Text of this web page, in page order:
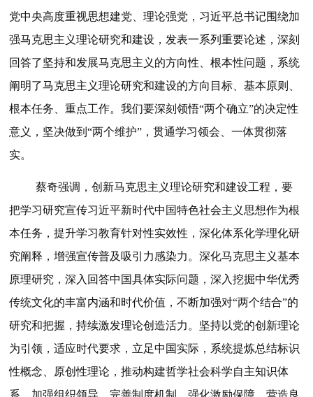
党中央高度重视思想建党、理论强党，习近平总书记围绕加
强马克思主义理论研究和建设，发表一系列重要论述，深刻
回答了坚持和发展马克思主义的方向性、根本性问题，系统
阐明了马克思主义理论研究和建设的方向目标、基本原则、
根本任务、重点工作。我们要深刻领悟“两个确立”的决定性
意义，坚决做到“两个维护”，贯通学习领会、一体贯彻落
实。
蔡奇强调，创新马克思主义理论研究和建设工程，要
把学习研究宣传习近平新时代中国特色社会主义思想作为根
本任务，提升学习教育针对性实效性，深化体系化学理化研
究阐释，增强宣传普及吸引力感染力。深化马克思主义基本
原理研究，深入回答中国具体实际问题，深入挖掘中华优秀
传统文化的丰富内涵和时代价值，不断加强对“两个结合”的
研究和把握，持续激发理论创造活力。坚持以党的创新理论
为引领，适应时代要求，立足中国实际，系统提炼总结标识
性概念、原创性理论，推动构建哲学社会科学自主知识体
系。加强组织领导，完善制度机制，强化激励保障，营造良